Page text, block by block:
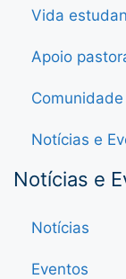
Vida
Apoio
Comunidade
Notícias e
Notícias e
Notícias
Eventos